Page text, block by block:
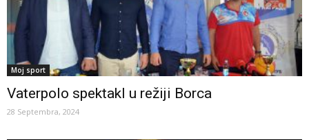
Moj sport
Vaterpolo spektakl u režiji Borca
28 Septembra, 2024